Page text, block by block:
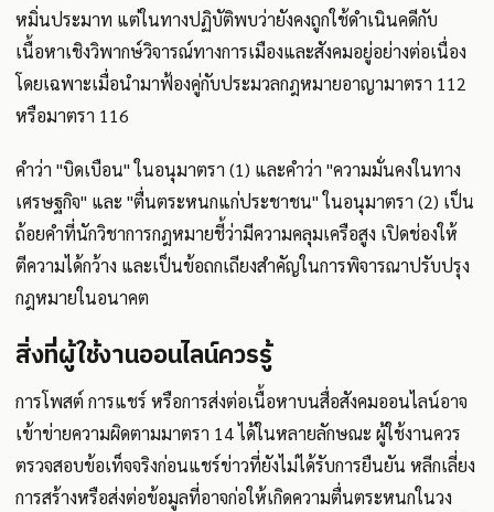
หมิ่นประมาท แต่ในทางปฏิบัติพบว่ายังคงถูกใช้ดำเนินคดีกับ
เนื้อหาเชิงวิพากษ์วิจารณ์ทางการเมืองและสังคมอยู่อย่างต่อเนื่อง
โดยเฉพาะเมื่อนำมาฟ้องคู่กับประมวลกฎหมายอาญามาตรา 112
หรือมาตรา 116
คำว่า "บิดเบือน" ในอนุมาตรา (1) และคำว่า "ความมั่นคงในทาง
เศรษฐกิจ" และ "ตื่นตระหนกแก่ประชาชน" ในอนุมาตรา (2) เป็น
ถ้อยคำที่นักวิชาการกฎหมายชี้ว่ามีความคลุมเครือสูง เปิดช่องให้
ตีความได้กว้าง และเป็นข้อถกเถียงสำคัญในการพิจารณาปรับปรุง
กฎหมายในอนาคต
สิ่งที่ผู้ใช้งานออนไลน์ควรรู้
การโพสต์ การแชร์ หรือการส่งต่อเนื้อหาบนสื่อสังคมออนไลน์อาจ
เข้าข่ายความผิดตามมาตรา 14 ได้ในหลายลักษณะ ผู้ใช้งานควร
ตรวจสอบข้อเท็จจริงก่อนแชร์ข่าวที่ยังไม่ได้รับการยืนยัน หลีกเลี่ยง
การสร้างหรือส่งต่อข้อมูลที่อาจก่อให้เกิดความตื่นตระหนกในวง